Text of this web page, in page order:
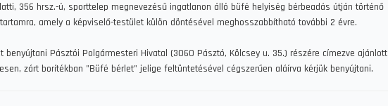
356 hrsz.-ú, sporttelep megnevezésű ingatlanon álló büfé helyiség bérbeadás útján történő
amely a képviselő-testület külön döntésével meghosszabbítható további 2 évre.
benyújtani Pásztói Polgármesteri Hivatal (3060 Pásztó, Kölcsey u. 35.) részére címezve ajánlott
zárt borítékban "Büfé bérlet" jelige feltüntetésével cégszerűen aláírva kérjük benyújtani.